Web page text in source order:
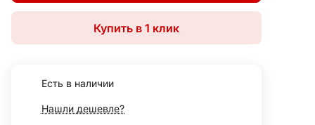
Купить в 1 клик
Есть в наличии
Нашли дешевле?